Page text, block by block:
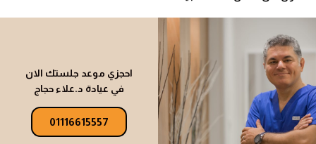
احجزي موعد جلستك الان
في عيادة د.علاء حجاج
01116615557